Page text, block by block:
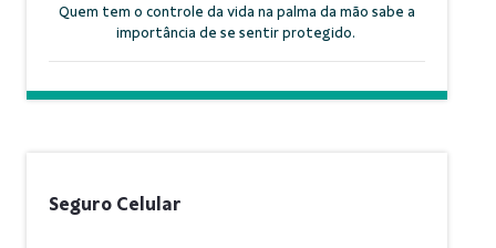
Quem tem o controle da vida na palma da mão sabe a
importância de se sentir protegido.
Seguro Celular